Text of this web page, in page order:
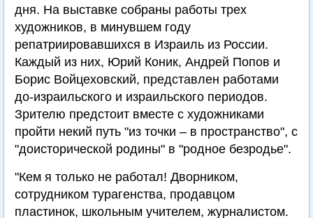
дня. На выставке собраны работы трех
художников, в минувшем году
репатриировавшихся в Израиль из России.
Каждый из них, Юрий Коник, Андрей Попов и
Борис Войцеховский, представлен работами
до-израильского и израильского периодов.
Зрителю предстоит вместе с художниками
пройти некий путь "из точки – в пространство", с
"доисторической родины" в "родное безродье".
"Кем я только не работал! Дворником,
сотрудником турагенства, продавцом
пластинок, школьным учителем, журналистом.